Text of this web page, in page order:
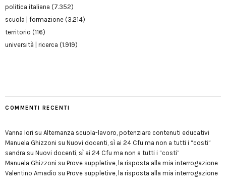
politica italiana (7.352)
scuola | formazione (3.214)
territorio (116)
università | ricerca (1.919)
COMMENTI RECENTI
Vanna Iori su Alternanza scuola-lavoro, potenziare contenuti educativi
Manuela Ghizzoni su Nuovi docenti, sì ai 24 Cfu ma non a tutti i “costi”
sandra su Nuovi docenti, sì ai 24 Cfu ma non a tutti i “costi”
Manuela Ghizzoni su Prove suppletive, la risposta alla mia interrogazione
Valentino Amadio su Prove suppletive, la risposta alla mia interrogazione